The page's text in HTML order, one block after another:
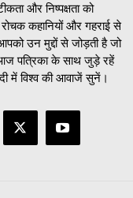
और निष्पक्षता को
रोचक कहानियों और गहराई से
उन मुद्दों से जोड़ती है जो
पत्रिका के साथ जुड़े रहें
में विश्व की आवाजें सुनें।